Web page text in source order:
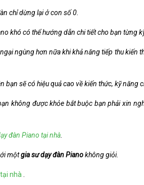
chỉ dừng lại ở con số 0.
khó có thể hướng dẫn chi tiết cho bạn từng
ngùng hơn nữa khi khả năng tiếp thu kiến
bạn sẽ có hiệu quả cao về kiến thức, kỹ năng
không được khỏe bắt buộc bạn phải xin
đàn Piano tại nhà
mộtgia sư dạy đàn Pianokhông giỏi.
nhà